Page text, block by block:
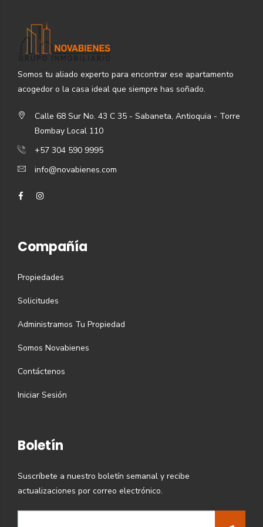
Somos tu aliado experto para encontrar ese apartamento
acogedor o la casa ideal que siempre has soñado.
Calle 68 Sur No. 43 C 35 - Sabaneta, Antioquia - Torre
Bombay Local 110
+57 304 590 9995
info@novabienes.com
Compañía
Propiedades
Solicitudes
Administramos Tu Propiedad
Somos Novabienes
Contáctenos
Iniciar Sesión
Boletín
Suscríbete a nuestro boletín semanal y recibe
actualizaciones por correo electrónico.